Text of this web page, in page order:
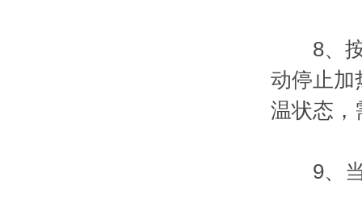
8、按
动停止加
温状态，
9、当